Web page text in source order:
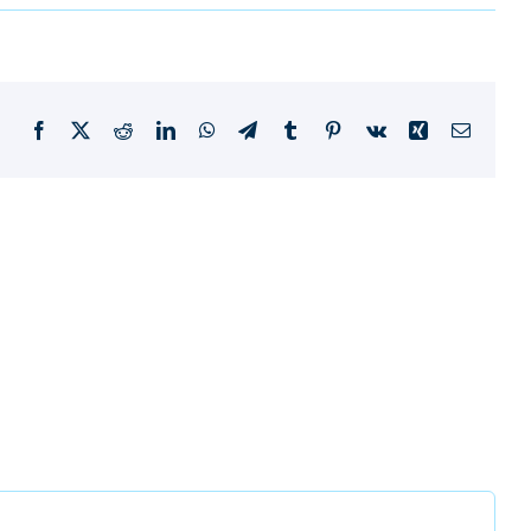
Facebook RedditLinkedInWhatsApp
TelegramTumblrPinterestVk Xing E-